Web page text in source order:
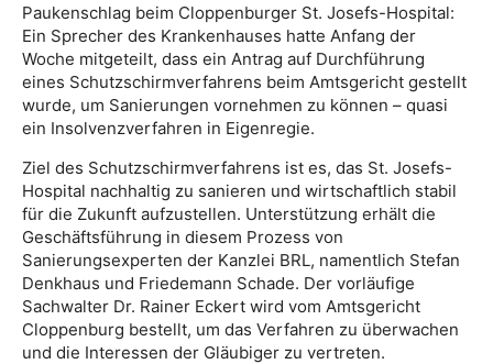
Paukenschlag beim Cloppenburger St. Josefs-Hospital:
Ein Sprecher des Krankenhauses hatte Anfang der
Woche mitgeteilt, dass ein Antrag auf Durchführung
eines Schutzschirmverfahrens beim Amtsgericht gestellt
wurde, um Sanierungen vornehmen zu können – quasi
ein Insolvenzverfahren in Eigenregie.
Ziel des Schutzschirmverfahrens ist es, das St. Josefs-
Hospital nachhaltig zu sanieren und wirtschaftlich stabil
für die Zukunft aufzustellen. Unterstützung erhält die
Geschäftsführung in diesem Prozess von
Sanierungsexperten der Kanzlei BRL, namentlich Stefan
Denkhaus und Friedemann Schade. Der vorläufige
Sachwalter Dr. Rainer Eckert wird vom Amtsgericht
Cloppenburg bestellt, um das Verfahren zu überwachen
und die Interessen der Gläubiger zu vertreten.